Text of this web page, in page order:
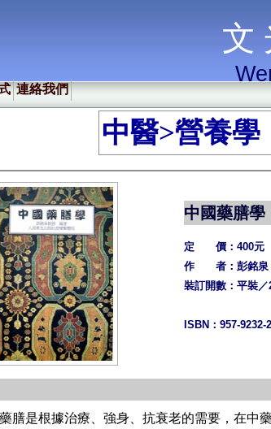
文
連絡我們
中醫>營養學
中國藥膳學
定 價：400元
作 者：彭銘
裝訂開數：平裝
ISBN：957-9232-
是根據治療、強身、抗衰老的需要，在中藥